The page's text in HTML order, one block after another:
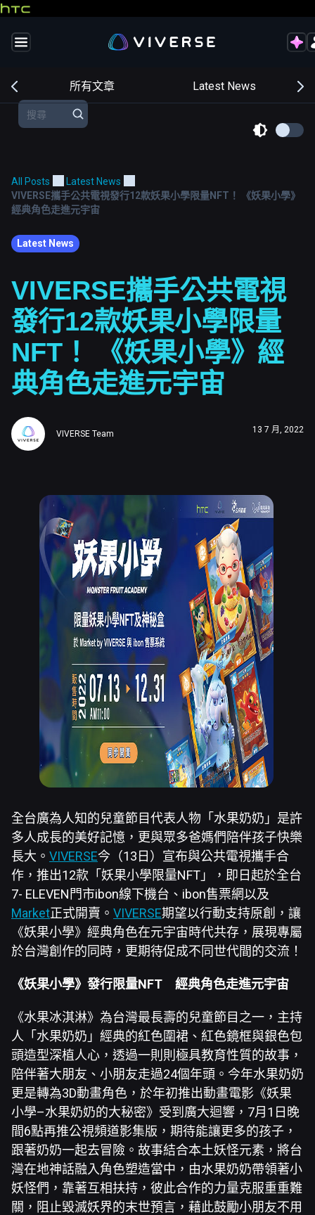
所有文章 Latest News
All Posts
Latest News
VIVERSE攜手公共電視發行12款妖果小學限量NFT！ 《妖果小學》
經典角色走進元宇宙
Latest News
VIVERSE攜手公共電視
發行12款妖果小學限量
NFT！ 《妖果小學》經
典角色走進元宇宙
VIVERSE Team 13 7 月, 2022
全台廣為人知的兒童節目代表人物「水果奶奶」是許
多人成長的美好記憶，更與眾多爸媽們陪伴孩子快樂
長大。 VIVERSE今（13日）宣布與公共電視攜手合
作，推出12款「妖果小學限量NFT」，即日起於全台
7- ELEVEN門市ibon線下機台、ibon售票網以及
Market正式開賣。 VIVERSE期望以行動支持原創，讓
《妖果小學》經典角色在元宇宙時代共存，展現專屬
於台灣創作的同時，更期待促成不同世代間的交流！
《妖果小學》發行限量NFT 經典角色走進元宇宙
《水果冰淇淋》為台灣最長壽的兒童節目之一，主持
人「水果奶奶」經典的紅色圍裙、紅色鏡框與銀色包
頭造型深植人心，透過一則則極具教育性質的故事，
陪伴著大朋友、小朋友走過24個年頭。今年水果奶奶
更是轉為3D動畫角色，於年初推出動畫電影《妖果
小學–水果奶奶的大秘密》受到廣大迴響，7月1日晚
間6點再推公視頻道影集版，期待能讓更多的孩子，
跟著奶奶一起去冒險。故事結合本土妖怪元素，將台
灣在地神話融入角色塑造當中，由水果奶奶帶領著小
妖怪們，靠著互相扶持，彼此合作的力量克服重重難
關，阻止毀滅妖界的末世預言，藉此鼓勵小朋友不用